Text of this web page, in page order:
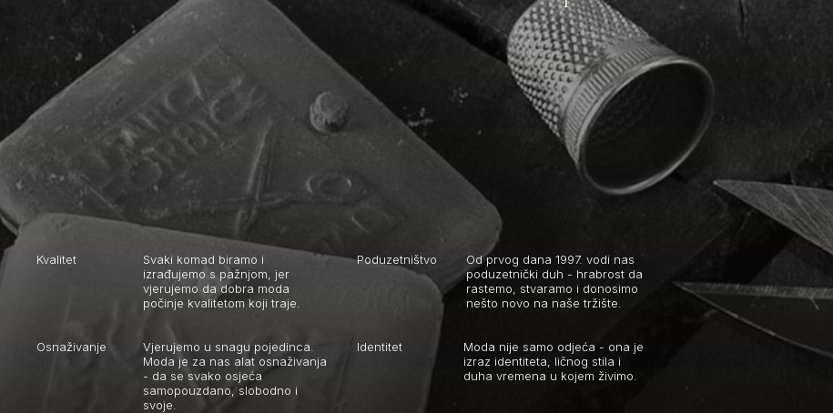
Kvalitet
Svaki komad biramo i
izrađujemo s pažnjom, jer
vjerujemo da dobra moda
počinje kvalitetom koji traje.
Poduzetništvo
Od prvog dana 1997. vodi nas
poduzetnički duh - hrabrost da
rastemo, stvaramo i donosimo
nešto novo na naše tržište.
Osnaživanje
Vjerujemo u snagu pojedinca.
Moda je za nas alat osnaživanja
- da se svako osjeća
samopouzdano, slobodno i
svoje.
Identitet
Moda nije samo odjeća - ona je
izraz identiteta, ličnog stila i
duha vremena u kojem živimo.